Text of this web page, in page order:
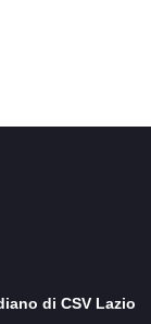
di CSV Lazio